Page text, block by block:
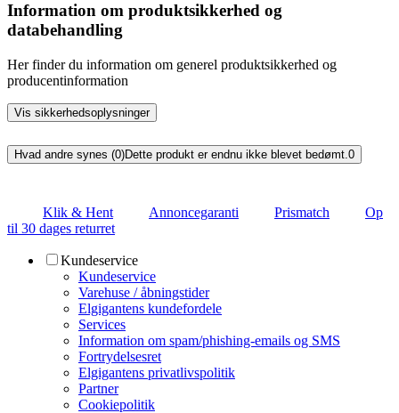
Information om produktsikkerhed og
databehandling
Her finder du information om generel produktsikkerhed og
producentinformation
Vis sikkerhedsoplysninger
Hvad andre synes (0)Dette produkt er endnu ikke blevet bedømt. 0
Klik & Hent Annoncegaranti Prismatch
Op
til 30 dages returret
Kundeservice
Kundeservice
Varehuse / åbningstider
Elgigantens kundefordele
Services
Information om spam/phishing-emails og SMS
Fortrydelsesret
Elgigantens privatlivspolitik
Partner
Cookiepolitik